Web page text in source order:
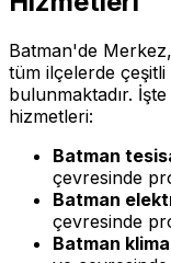
Batman'de
tüm ilçelerde
bulunmaktadır.
hizmetleri:
Batman
çevresinde
Batman
çevresinde
Batman